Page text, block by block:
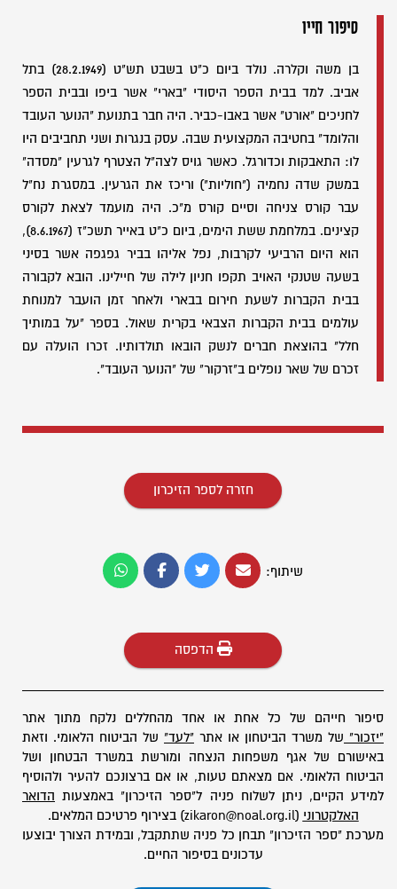
סיפור חייו
בן משה וקלרה. נולד ביום כ"ט בשבט תש"ט (28.2.1949) בתל
אביב. למד בבית הספר היסודי "בארי" אשר ביפו ובבית הספר
לחניכים "אורט" אשר באבו-כביר. היה חבר בתנועת "הנוער העובד
והלומד" בחטיבה המקצועית שבה. עסק בנגרות ושני תחביבים היו
לו: התאבקות וכדורגל. כאשר גויס לצה"ל הצטרף לגרעין "מסדה"
במשק שדה נחמיה ("חוליות") וריכז את הגרעין. במסגרת נח"ל
עבר קורס צניחה וסיים קורס מ"כ. היה מועמד לצאת לקורס
קצינים. במלחמת ששת הימים, ביום כ"ט באייר תשכ"ז (8.6.1967),
הוא היום הרביעי לקרבות, נפל אליהו בביר גפגפה אשר בסיני
בשעה שטנקי האויב תקפו חניון לילה של חיילינו. הובא לקבורה
בבית הקברות לשעת חירום בבארי ולאחר זמן הועבר למנוחת
עולמים בבית הקברות הצבאי בקרית שאול. בספר "על במותיך
חלל" בהוצאת חברים לנשק הובאו תולדותיו. זכרו הועלה עם
זכרם של שאר נופלים ב"זרקור" של "הנוער העובד".
חזרה לספר הזיכרון
שיתוף:
הדפסה
סיפור חייהם של כל אחת או אחד מהחללים נלקח מתוך אתר
"יזכור" של משרד הביטחון או אתר "לעד" של הביטוח הלאומי. וזאת
באישורם של אגף משפחות הנצחה ומורשת במשרד הבטחון ושל
הביטוח הלאומי. אם מצאתם טעות, או אם ברצונכם להעיר ולהוסיף
למידע הקיים, ניתן לשלוח פניה ל"ספר הזיכרון" באמצעות הדואר
האלקטרוני (zikaron@noal.org.il) בצירוף פרטיכם המלאים.
מערכת "ספר הזיכרון" תבחן כל פניה שתתקבל, ובמידת הצורך יבוצעו
עדכונים בסיפור החיים.